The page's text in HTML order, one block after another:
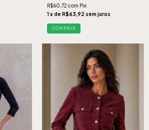
R$60,72 com Pix
1 x de R$63,92 sem juros
COMPRAR